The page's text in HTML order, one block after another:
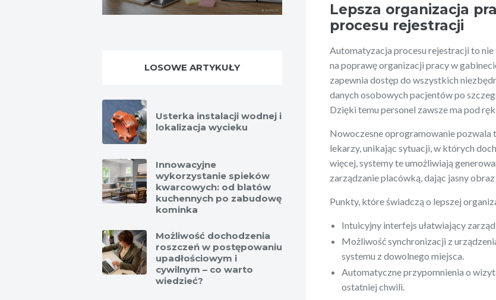
Lepsza organizacja
procesu rejestracji
Automatyzacja procesu rejestracji to
na poprawę organizacji pracy w
zapewnia dostęp do wszystkich
danych osobowych pacjentów po
Dzięki temu personel zawsze ma pod
Nowoczesne oprogramowanie
lekarzy, unikając sytuacji, w których
więcej, systemy te umożliwiają
zarządzanie placówką, dając jasny
Punkty, które świadczą o lepszej
Intuicyjny interfejs ułatwiający
Możliwość synchronizacji z
systemu z dowolnego miejsca.
Automatyczne przypomnienia o
ostatniej chwili.
LOSOWE ARTYKUŁY
Usterka instalacji wodnej i
lokalizacja wycieku
Innowacyjne
wykorzystanie spieków
kwarcowych: od blatów
kuchennych po zabudowę
kominka
Możliwość dochodzenia
roszczeń w postępowaniu
upadłościowym i
cywilnym – co warto
wiedzieć?